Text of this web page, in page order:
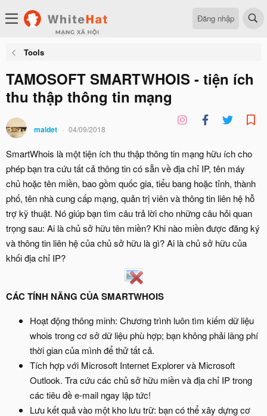
Đăng nhập
Tools
TAMOSOFT SMARTWHOIS - tiện ích
thu thập thông tin mạng
maldet 04/09/2018
SmartWhois là một tiện ích thu thập thông tin mạng hữu ích cho
phép bạn tra cứu tất cả thông tin có sẵn về địa chỉ IP, tên máy
chủ hoặc tên miền, bao gồm quốc gia, tiểu bang hoặc tỉnh, thành
phố, tên nhà cung cấp mạng, quản trị viên và thông tin liên hệ hỗ
trợ kỹ thuật. Nó giúp bạn tìm câu trả lời cho những câu hỏi quan
trọng sau: Ai là chủ sở hữu tên miền? Khi nào miền được đăng ký
và thông tin liên hệ của chủ sở hữu là gì? Ai là chủ sở hữu của
khối địa chỉ IP?
CÁC TÍNH NĂNG CỦA SMARTWHOIS
Hoạt động thông minh: Chương trình luôn tìm kiếm dữ liệu
whois trong cơ sở dữ liệu phù hợp; bạn không phải lãng phí
thời gian của mình để thử tất cả.
Tích hợp với Microsoft Internet Explorer và Microsoft
Outlook. Tra cứu các chủ sở hữu miền và địa chỉ IP trong
các tiêu đề e-mail ngay lập tức!
Lưu kết quả vào một kho lưu trữ: bạn có thể xây dựng cơ